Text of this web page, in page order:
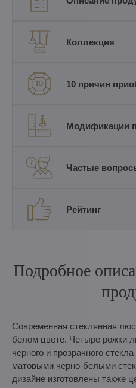
Коллекция
10 причин
Модификации
Частые
Рейтинг
Подробное
Современная стеклянная
белом цвете. Четыре рожки
черного и прозрачного
матовыми черно-белыми
дизайне изготовлены также